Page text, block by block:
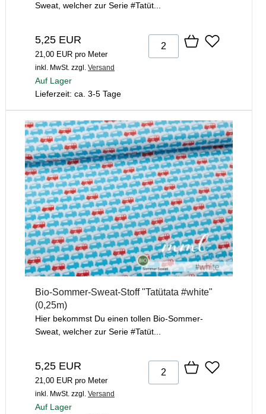
Sweat, welcher zur Serie #Tatüt...
5,25 EUR
21,00 EUR pro Meter
inkl. MwSt. zzgl. Versand
Auf Lager
Lieferzeit: ca. 3-5 Tage
Bio-Sommer-Sweat-Stoff "Tatütata #white"
(0,25m)
Hier bekommst Du einen tollen Bio-Sommer-
Sweat, welcher zur Serie #Tatüt...
5,25 EUR
21,00 EUR pro Meter
inkl. MwSt. zzgl. Versand
Auf Lager